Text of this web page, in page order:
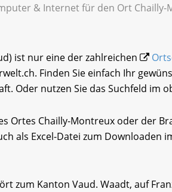
& Internet für den Ort Chailly-
ist nur eine der zahlreichen
Finden Sie einfach Ihr
Oder nutzen Sie das Suchfeld im
Ortes Chailly-Montreux oder der
als Excel-Datei zum Downloaden
zum Kanton Vaud. Waadt, auf